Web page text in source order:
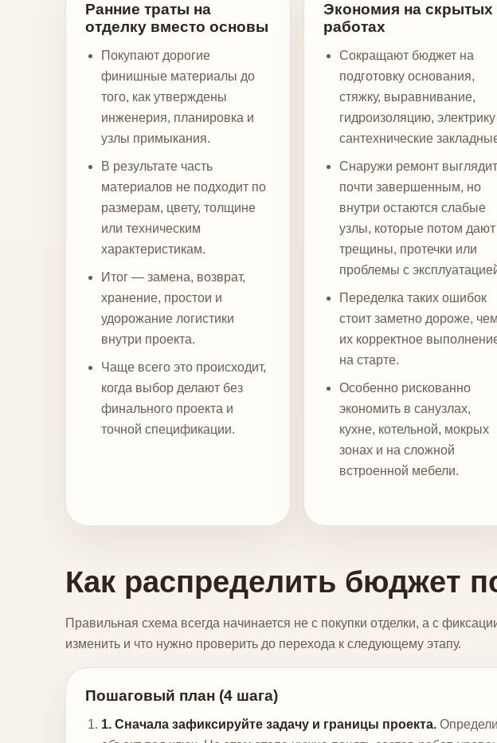
Ранние траты на
отделку вместо основы
Покупают дорогие
финишные материалы до
того, как утверждены
инженерия, планировка и
узлы примыкания.
В результате часть
материалов не подходит по
размерам, цвету, толщине
или техническим
характеристикам.
Итог — замена, возврат,
хранение, простои и
удорожание логистики
внутри проекта.
Чаще всего это происходит,
когда выбор делают без
финального проекта и
точной спецификации.
Экономия на скрытых
работах
Сокращают бюджет на
подготовку основания,
стяжку, выравнивание,
гидроизоляцию,
сантехнические
Снаружи ремонт выглядит
почти завершенным, но
внутри остаются слабые
узлы, которые потом дают
трещины, протечки или
проблемы с
Переделка таких ошибок
стоит заметно дороже, чем
их корректное
на старте.
Особенно рискованно
экономить в санузлах,
кухне, котельной, мокрых
зонах и на сложной
встроенной мебели.
Как распределить бюджет
Правильная схема всегда начинается не с покупки отделки, а с
изменить и что нужно проверить до перехода к следующему этапу.
Пошаговый план (4 шага)
1. Сначала зафиксируйте задачу и границы проекта.